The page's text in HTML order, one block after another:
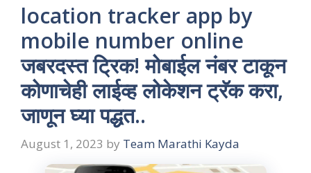
location tracker app by
mobile number online
जबरदस्त ट्रिक! मोबाईल नंबर टाकून
कोणाचेही लाईव्ह लोकेशन ट्रॅक करा,
जाणून घ्या पद्धत..
August 1, 2023 by Team Marathi Kayda